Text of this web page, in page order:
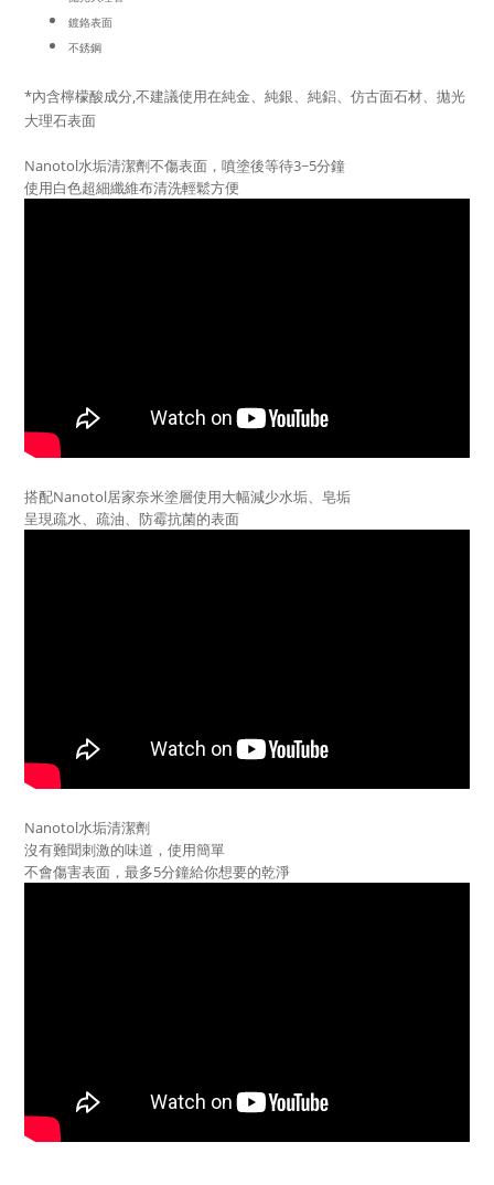
鍍鉻表面
不銹鋼
*內含檸檬酸成分,不建議使用在純金、純銀、純鋁、仿古面石材、拋光
大理石表面
Nanotol水垢清潔劑不傷表面，噴塗後等待3~5分鐘
使用白色超細纖維布清洗輕鬆方便
搭配Nanotol居家奈米塗層使用大幅減少水垢、皂垢
呈現疏水、疏油、防霉抗菌的表面
Nanotol水垢清潔劑
沒有難聞刺激的味道，使用簡單
不會傷害表面，最多5分鐘給你想要的乾淨